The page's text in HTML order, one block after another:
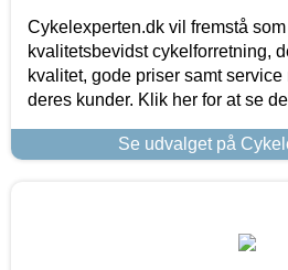
Cykelexperten.dk vil fremstå
kvalitetsbevidst cykelforretning,
kvalitet, gode priser samt
deres kunder. Klik her for at se
Se udvalget på